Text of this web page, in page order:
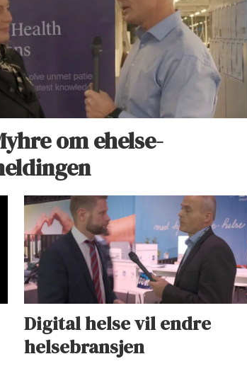
om ehelse-
Digital helse vil endre
helsebransjen